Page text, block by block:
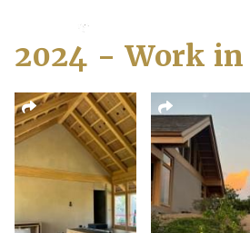
2024 - Work in